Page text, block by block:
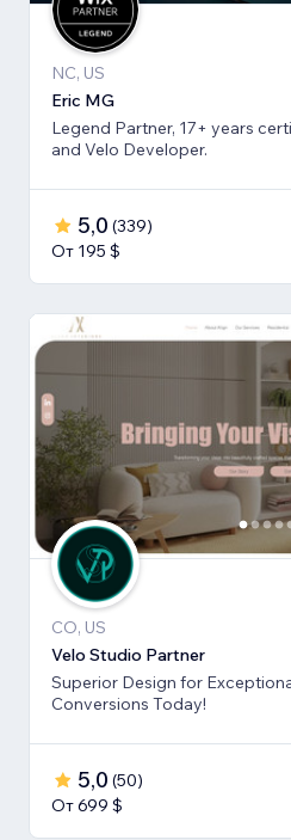
NC, US
Eric MG
Legend Partner, 17+ years
and Velo Developer.
5,0 (339)
От 195 $
CO, US
Velo Studio Partner
Superior Design for
Conversions Today!
5,0 (50)
От 699 $